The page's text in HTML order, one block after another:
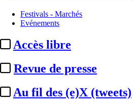
Festivals - Marchés
Evénements
Accès libre
Revue de presse
Au fil des (e)X (tweets)
Sommaire
A la Une